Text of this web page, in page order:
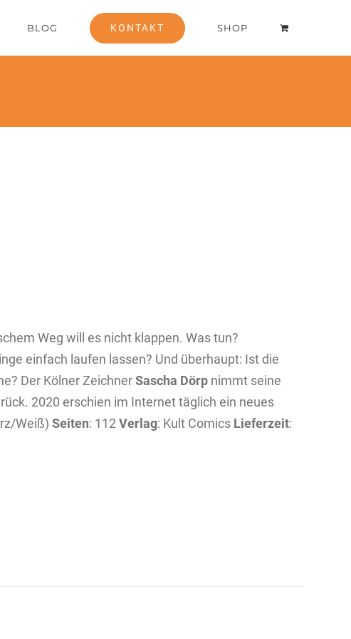
BLOG KONTAKT SHOP
Weg will es nicht klappen. Was tun?
einfach laufen lassen? Und überhaupt: Ist die
Der Kölner ZeichnerSascha Dörpnimmt seine
2020 erschien im Internet täglich ein neues
Weiß) Seiten: 112 Verlag: Kult Comics Lieferzeit: